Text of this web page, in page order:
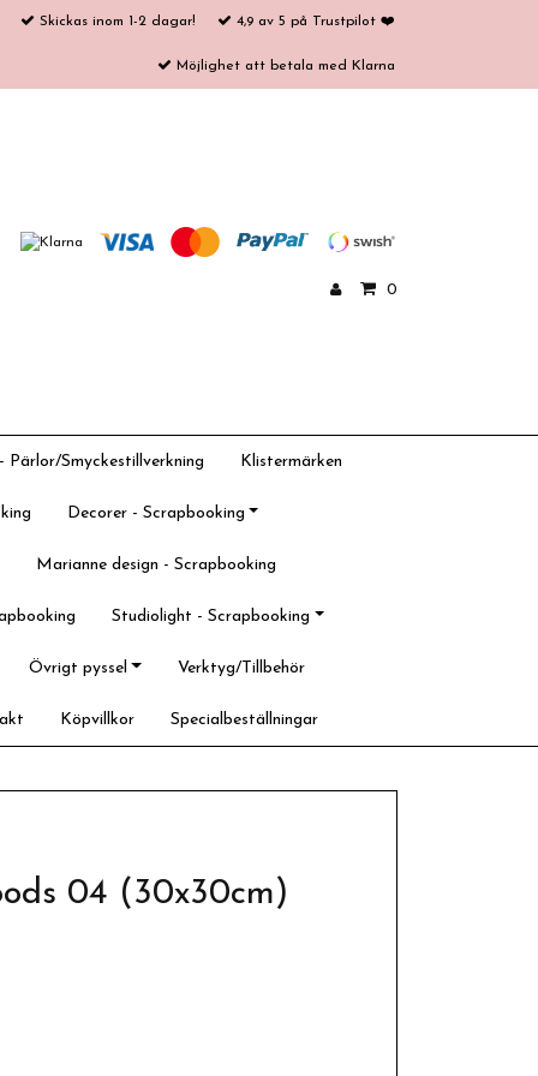
Skickas inom 1-2 dagar! 4,9 av 5 på Trustpilot ❤️
Möjlighet att betala med Klarna
0
Pärlor/Smyckestillverkning Klistermärken
Decorer - Scrapbooking
Marianne design - Scrapbooking
Studiolight - Scrapbooking
Övrigt pyssel Verktyg/Tillbehör
Köpvillkor Specialbeställningar
04 (30x30cm)